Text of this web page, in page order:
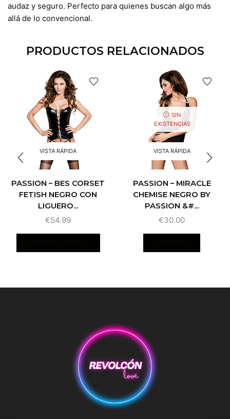
audaz y seguro. Perfecto para quienes buscan algo más
allá de lo convencional.
PRODUCTOS RELACIONADOS
VISTA RÁPIDA
PASSION – BES CORSET
FETISH NEGRO CON
LIGUERO...
€54.99
SIN
EXISTENCIAS
VISTA RÁPIDA
PASSION – MIRACLE
CHEMISE NEGRO BY
PASSION &#...
€30.00